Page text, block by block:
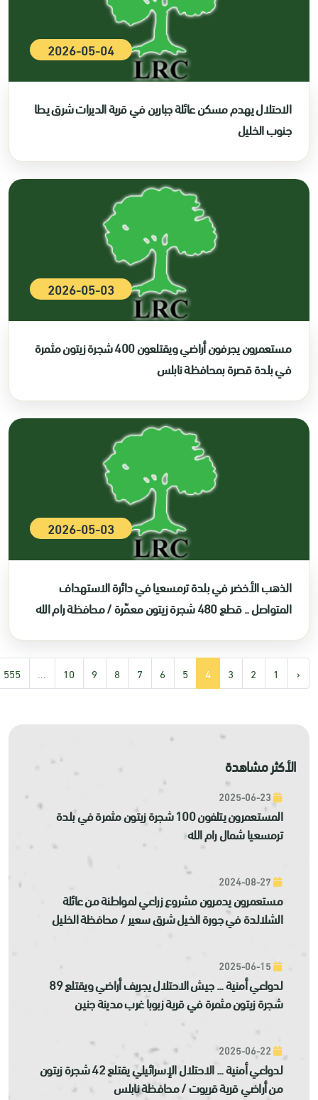
2026-05-04
الاحتلال يهدم مسكن عائلة جبارين في قرية الديرات شرق يطا
جنوب الخليل
2026-05-03
مستعمرون يجرفون أراضي ويقتلعون 400 شجرة زيتون مثمرة
في بلدة قصرة بمحافظة نابلس
2026-05-03
الذهب الأخضر في بلدة ترمسعيا في دائرة الاستهداف
المتواصل .. قطع 480 شجرة زيتون معمّرة / محافظة رام الله
‹
1
2
3
4
5
6
7
8
9
10
...
555
الأكثر مشاهدة
المستعمرون يتلفون 100 شجرة زيتون مثمرة في بلدة
ترمسعيا شمال رام الله
مستعمرون يدمرون مشروع زراعي لمواطنة من عائلة
الشلالدة في جورة الخيل شرق سعير / محافظة الخليل
لدواعي أمنية ... جيش الاحتلال يجريف أراضي ويقتلع 89
شجرة زيتون مثمرة في قرية زبوبا غرب مدينة جنين
لدواعي أمنية ... الاحتلال الإسرائيلي يقتلع 42 شجرة زيتون
من أراضي قرية قريوت / محافظة نابلس